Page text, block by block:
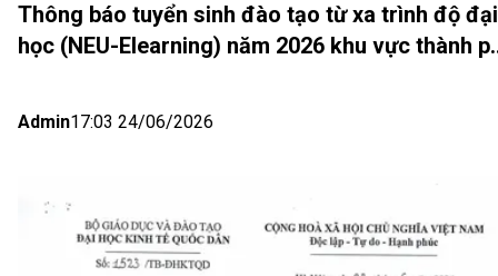
Thông báo tuyển sinh đào tạo từ xa trình độ đại
học (NEU-Elearning) năm 2026 khu vực thành
Admin17:03 24/06/2026